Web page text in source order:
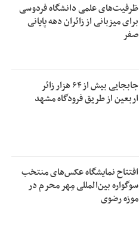
ظرفیت‌های علمی دانشگاه فردوسی
برای میزبانی از زائران دهه پایانی
صفر
جابجایی بیش از ۶۴ هزار زائر
اربعین از طریق فرودگاه مشهد
افتتاح نمایشگاه عکس‌های منتخب
سوگواره بین‌المللی مِهر محرم در
موزه رضوی